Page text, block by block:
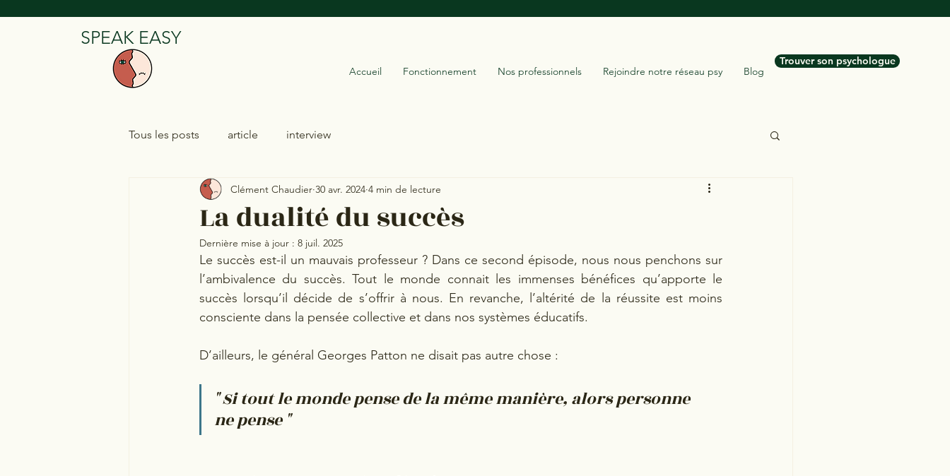
SPEAK EASY
Accueil Fonctionnement Nos professionnels Rejoindre notre réseau psy Blog
Trouver son psychologue
Tous les posts article interview
La dualité du succès
Clément Chaudier 30 avr. 2024 4 min de lecture
Dernière mise à jour : 8 juil. 2025
Le succès est-il un mauvais professeur ? Dans ce second épisode, nous nous penchons sur
l’ambivalence du succès. Tout le monde connait les immenses bénéfices qu’apporte le
succès lorsqu’il décide de s’offrir à nous. En revanche, l’altérité de la réussite est moins
consciente dans la pensée collective et dans nos systèmes éducatifs.
D’ailleurs, le général Georges Patton ne disait pas autre chose :
" Si tout le monde pense de la même manière, alors personne
ne pense "